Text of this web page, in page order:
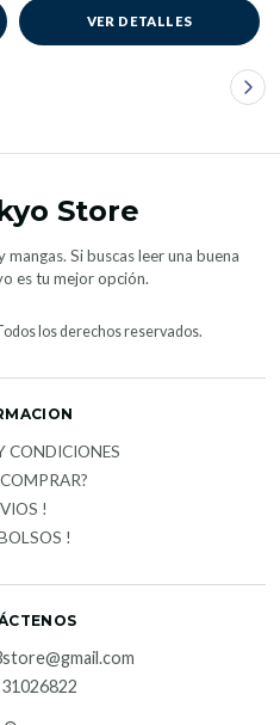
VER DETALLES
Store
Si buscas leer una buena
es tu mejor opción.
los derechos reservados.
CONDICIONES
!
!